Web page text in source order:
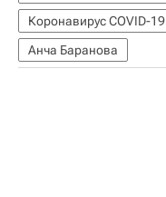
Коронавирус COVID-19
Анча Баранова